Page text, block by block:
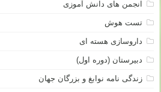
انجمن های دانش آموزی
تست هوش
داروسازی هسته ای
دبیرستان (دوره اول)
زندگی نامه نوابغ و بزرگان جهان